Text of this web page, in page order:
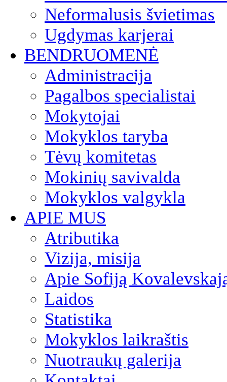
Neformalusis švietimas
Ugdymas karjerai
BENDRUOMENĖ
Administracija
Pagalbos specialistai
Mokytojai
Mokyklos taryba
Tėvų komitetas
Mokinių savivalda
Mokyklos valgykla
APIE MUS
Atributika
Vizija, misija
Apie Sofiją
Laidos
Statistika
Mokyklos laikraštis
Nuotraukų galerija